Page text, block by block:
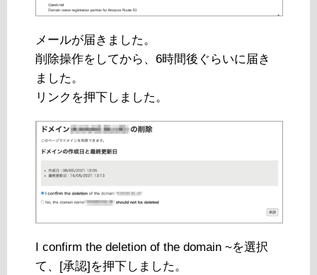
メールが届きました。
削除操作をしてから、6時間後ぐらいに届き
ました。
リンクを押下しました。
I confirm the deletion of the domain ~を選択
て、[承認]を押下しました。